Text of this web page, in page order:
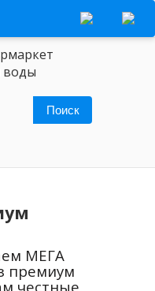
воды
МЕГА
премиум
честные